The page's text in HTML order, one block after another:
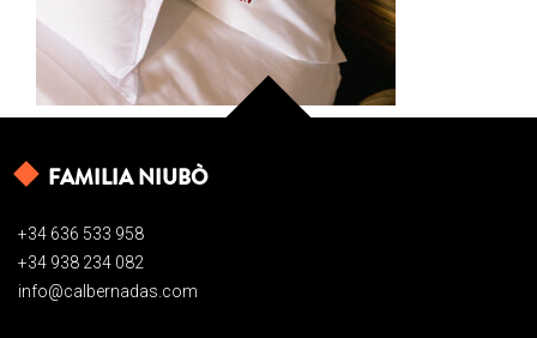
FAMILIA NIUBÒ
+34 636 533 958
+34 938 234 082
info@calbernadas.com